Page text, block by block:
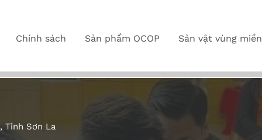
Chính sách Sản phẩm OCOP Sản vật vùng miền
, Tỉnh Sơn La